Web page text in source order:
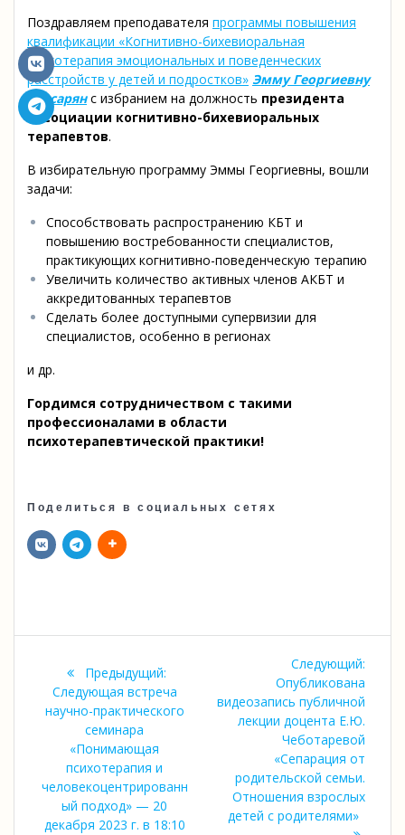
Поздравляем преподавателя программы повышения
квалификации «Когнитивно-бихевиоральная
психотерапия эмоциональных и поведенческих
расстройств у детей и подростков» Эмму Георгиевну
Агасарянс избранием на должность президента
Ассоциации когнитивно-бихевиоральных
терапевтов.
В избирательную программу Эммы Георгиевны, вошли
задачи:
Способствовать распространению КБТ и
повышению востребованности специалистов,
практикующих когнитивно-поведенческую терапию
Увеличить количество активных членов АКБТ и
аккредитованных терапевтов
Сделать более доступными супервизии для
специалистов, особенно в регионах
и др.
Гордимся сотрудничеством с такими
профессионалами в области
психотерапевтической практики!
Поделиться в социальных сетях
записям
Предыдущий:Предыдущая
запись:
Следующая встреча
научно-практического
семинара
«Понимающая
психотерапия и
человекоцентрированн
ый подход» — 20
декабря 2023 г. в 18:10
Следующий:
Опубликована
видеозапись публичной
лекции доцента Е.Ю.
Чеботаревой
«Сепарация от
родительской семьи.
Отношения взрослых
детей с родителями»